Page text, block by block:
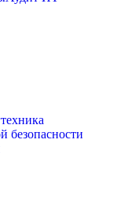
безопасности